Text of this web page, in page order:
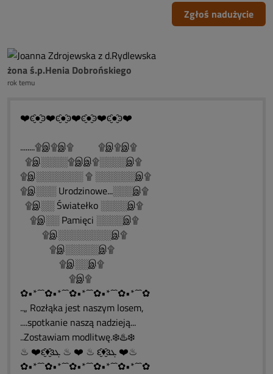
Zgłoś nadużycie
żona ś.p.Henia Dobrońskiego
rok temu
❤️ͼ̮̑●̮̑ͽ❤️ͼ̮̑●̮̑ͽ❤️ͼ̮̑●̮̑ͽ❤️ͼ̮̑●̮̑ͽ❤️
........۩இ۩இ۩ ۩இ۩இ۩
۩இ░░░░۩இஇ۩░░░░இ۩
۩இ░░░░░░░ ۩ ░░░░░░இ۩
۩இ░░░ Urodzinowe...░░░இ۩
۩இ░░ Światełko ░░░░இ۩
۩இ░░ Pamięci ░░░░இ۩
۩இ░░░░░░░░இ۩
۩இ░░░░░இ۩
۩இ░░இ۩
۩இ۩
✿•*´¯`✿•*´¯`✿•*´¯`✿•*´¯`✿•*´¯`✿
..„ Rozłąka jest naszym losem,
....spotkanie naszą nadzieją...
..Zostawiam modlitwę.❄️♨️❄️
♨ ❤️ԑ̮̑♦̮̑ɜܓ ♨ ❤️ ♨ ԑ̮̑♦̮̑ɜܓ ❤️♨
✿•*´¯`✿•*´¯`✿•*´¯`✿•*´¯`✿•*´¯`✿